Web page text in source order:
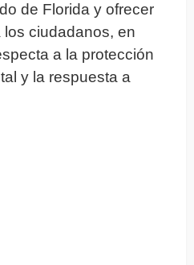
de Florida y ofrecer
ciudadanos, en
a la protección
y la respuesta a